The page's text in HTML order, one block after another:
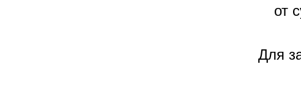
от
Для